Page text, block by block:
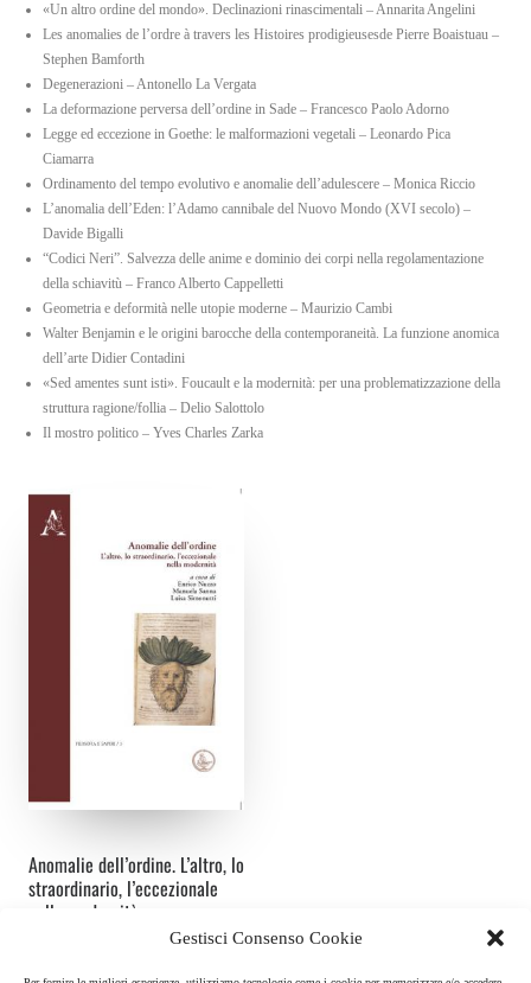
Gestisci Consenso Cookie
«Un altro ordine del mondo». Declinazioni rinascimentali – Annarita Angelini
Les anomalies de l’ordre à travers les Histoires prodigieusesde Pierre Boaistuau –
Stephen Bamforth
Degenerazioni – Antonello La Vergata
La deformazione perversa dell’ordine in Sade – Francesco Paolo Adorno
Legge ed eccezione in Goethe: le malformazioni vegetali – Leonardo Pica
Ciamarra
Ordinamento del tempo evolutivo e anomalie dell’adulescere – Monica Riccio
L’anomalia dell’Eden: l’Adamo cannibale del Nuovo Mondo (XVI secolo) –
Davide Bigalli
“Codici Neri”. Salvezza delle anime e dominio dei corpi nella regolamentazione
della schiavitù – Franco Alberto Cappelletti
Geometria e deformità nelle utopie moderne – Maurizio Cambi
Walter Benjamin e le origini barocche della contemporaneità. La funzione anomica
dell’arte Didier Contadini
«Sed amentes sunt isti». Foucault e la modernità: per una problematizzazione della
struttura ragione/follia – Delio Salottolo
Il mostro politico – Yves Charles Zarka
Anomalie dell’ordine. L’altro, lo
straordinario, l’eccezionale
nella modernità
Enrico Nuzzo, Manuela